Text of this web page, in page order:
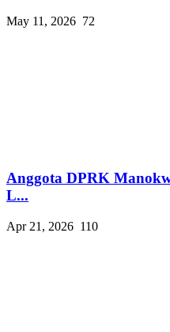
May 11, 2026 72
Anggota DPRK
L...
Apr 21, 2026 110